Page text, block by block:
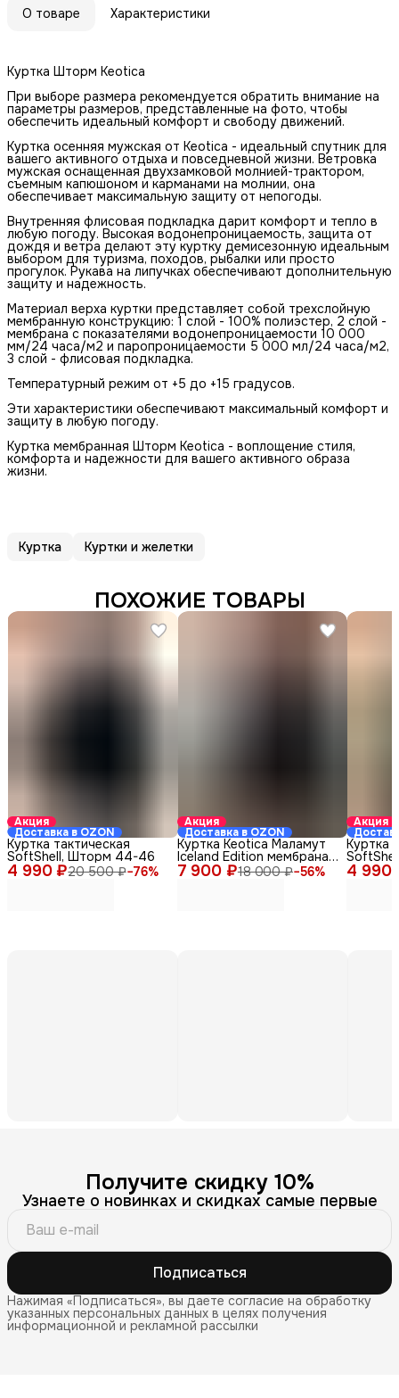
О товаре Характеристики
Куртка Шторм Keotica
При выборе размера рекомендуется обратить внимание на
параметры размеров, представленные на фото, чтобы
обеспечить идеальный комфорт и свободу движений.
Куртка осенняя мужская от Keotica - идеальный спутник для
вашего активного отдыха и повседневной жизни. Ветровка
мужская оснащенная двухзамковой молнией-трактором,
съемным капюшоном и карманами на молнии, она
обеспечивает максимальную защиту от непогоды.
Внутренняя флисовая подкладка дарит комфорт и тепло в
любую погоду. Высокая водонепроницаемость, защита от
дождя и ветра делают эту куртку демисезонную идеальным
выбором для туризма, походов, рыбалки или просто
прогулок. Рукава на липучках обеспечивают дополнительную
защиту и надежность.
Материал верха куртки представляет собой трехслойную
мембранную конструкцию: 1 слой - 100% полиэстер, 2 слой -
мембрана с показателями водонепроницаемости 10 000
мм/24 часа/м2 и паропроницаемости 5 000 мл/24 часа/м2,
3 слой - флисовая подкладка.
Температурный режим от +5 до +15 градусов.
Эти характеристики обеспечивают максимальный комфорт и
защиту в любую погоду.
Куртка мембранная Шторм Keotica - воплощение стиля,
комфорта и надежности для вашего активного образа
жизни.
Куртка Куртки и желетки
ПОХОЖИЕ ТОВАРЫ
Акция
Доставка в OZON
4 990 ₽20 500 ₽−76%
Куртка тактическая
SoftShell, Шторм 44-46
Акция
Доставка в OZON
7 900 ₽18 000 ₽−56%
Куртка Keotica Маламут
Iceland Edition мембрана
черная 48-50
Акция
4 990
Куртка
52-54
Получите скидку 10%
Узнаете о новинках и скидках самые первые
Подписаться
Нажимая «Подписаться», вы даете согласие на обработку
указанных персональных данных в целях получения
информационной и рекламной рассылки